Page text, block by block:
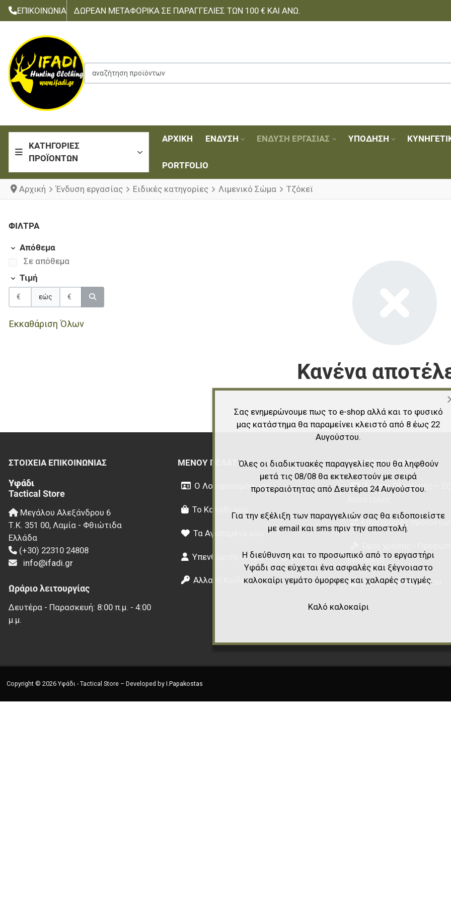
ΕΠΙΚΟΙΝΩΝΊΑ ΔΩΡΕΆΝ ΜΕΤΑΦΟΡΙΚΆ ΣΕ ΠΑΡΑΓΓΕΛΊΕΣ ΤΩΝ 100 € ΚΑΙ ΆΝΩ.
αναζήτηση προϊόντων
ΚΑΤΗΓΟΡΊΕΣ
ΠΡΟΪΌΝΤΩΝ
ΑΡΧΙΚΉ ΈΝΔΥΣΗ ΈΝΔΥΣΗ ΕΡΓΑΣΊΑΣ ΥΠΌΔΗΣΗ
PORTFOLIO
Αρχική Ένδυση εργασίας Ειδικές κατηγορίες Λιμενικό Σώμα Τζόκεϊ
ΦΊΛΤΡΑ
Απόθεμα
Σε απόθεμα
Τιμή
εώς
Εκκαθάριση Όλων
Κανένα
ΣΤΟΙΧΕΊΑ EΠΙΚΟΙΝΩΝΊΑΣ
Υφάδι
Tactical Store
Μεγάλου Αλεξάνδρου 6
Τ.Κ. 351 00, Λαμία - Φθιώτιδα
Ελλάδα
(+30) 22310 24808
info@ifadi.gr
Ωράριο λειτουργίας
Δευτέρα - Παρασκευή: 8:00 π.μ. - 4:00
μ.μ.
ΜΕΝΟΎ ΠΕΛΑΤΏΝ
Ο Λογαριασμός μου
Το Καλάθι μου
Τα Αγαπημένα μου
Υπενθύμιση ονόματος χρήστη
Αλλαγή Κωδικού
ΧΡΉΣΙΜΑ LINKS
Τρόποι Πληρωμής –
Επιστροφές προϊόντων
δεδομένα
Πολιτική Απορρήτου
Copyright © 2026 Υφάδι - Tactical Store – Developed by I.Papakostas
Σας ενημερώνουμε πως το e-shop αλλά και το φυσικό
μας κατάστημα θα παραμείνει κλειστό από 8 έως 22
Αυγούστου.
Όλες οι διαδικτυακές παραγγελίες που θα ληφθούν
μετά τις 08/08 θα εκτελεστούν με σειρά
προτεραιότητας από Δευτέρα 24 Αυγούστου.
Για την εξέλιξη των παραγγελιών σας θα ειδοποιείστε
με email και sms πριν την αποστολή.
Η διεύθυνση και το προσωπικό από το εργαστήρι
Υφάδι σας εύχεται ένα ασφαλές και ξέγνοιαστο
καλοκαίρι γεμάτο όμορφες και χαλαρές στιγμές.
Καλό καλοκαίρι